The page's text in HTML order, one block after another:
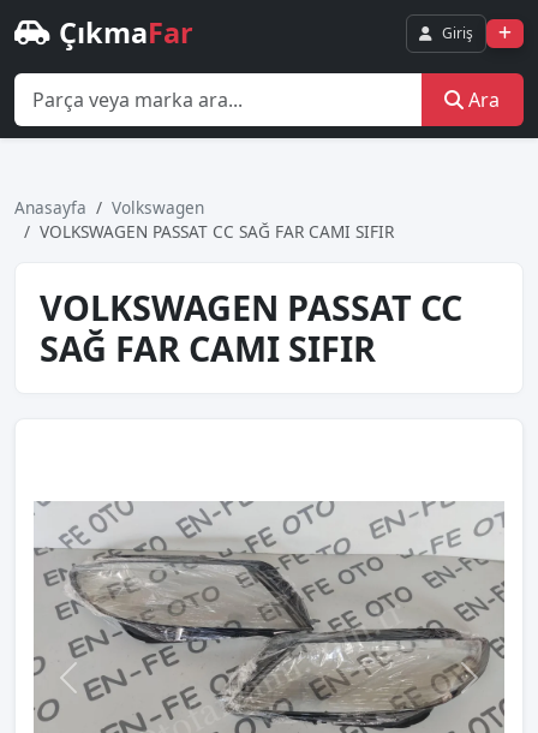
ÇıkmaFar Giriş
Ara
Anasayfa
Volkswagen
VOLKSWAGEN PASSAT CC SAĞ FAR CAMI SIFIR
VOLKSWAGEN PASSAT CC
SAĞ FAR CAMI SIFIR